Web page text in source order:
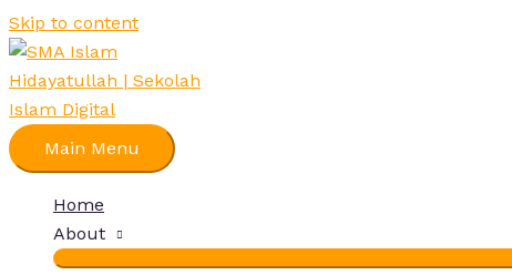
Skip to content
Main Menu
Home
About